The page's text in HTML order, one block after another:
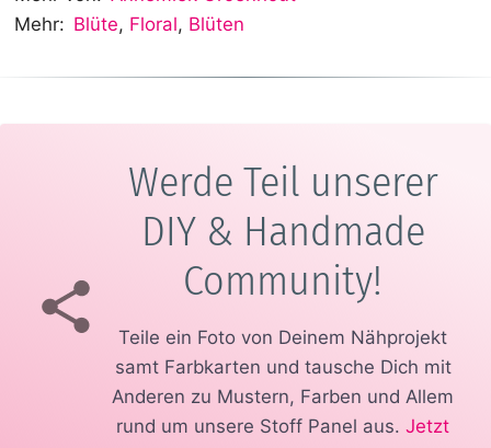
Mehr: Blüte, Floral, Blüten
Werde Teil unserer
DIY & Handmade
Community!
Teile ein Foto von Deinem Nähprojekt
samt Farbkarten und tausche Dich mit
Anderen zu Mustern, Farben und Allem
rund um unsere Stoff Panel aus. Jetzt